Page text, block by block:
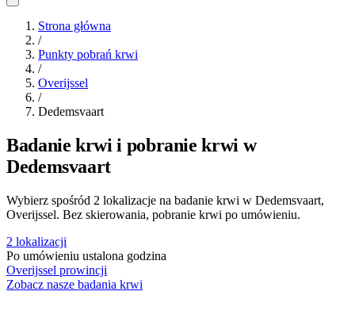
Strona główna
/
Punkty pobrań krwi
/
Overijssel
/
Dedemsvaart
Badanie krwi i pobranie krwi w
Dedemsvaart
Wybierz spośród 2 lokalizacje na badanie krwi w Dedemsvaart,
Overijssel. Bez skierowania, pobranie krwi po umówieniu.
2 lokalizacji
Po umówieniu ustalona godzina
Overijssel prowincji
Zobacz nasze badania krwi